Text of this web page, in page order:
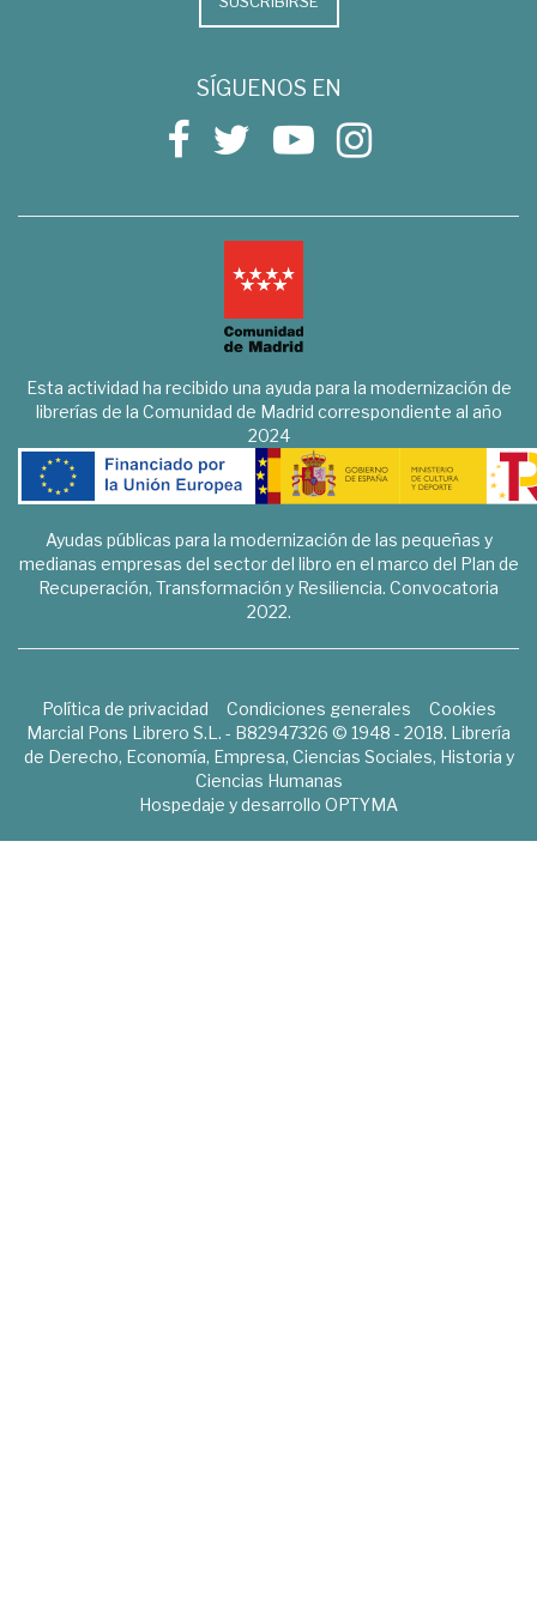
SÍGUENOS EN
Esta actividad ha recibido una ayuda para la modernización de
librerías de la Comunidad de Madrid correspondiente al año
2024
Ayudas públicas para la modernización de las pequeñas y
medianas empresas del sector del libro en el marco del Plan de
Recuperación, Transformación y Resiliencia. Convocatoria
2022.
Política de privacidad Condiciones generales
Cookies
Marcial Pons Librero S.L. - B82947326 © 1948 - 2018. Librería
de Derecho, Economía, Empresa, Ciencias Sociales, Historia y
Ciencias Humanas
Hospedaje y desarrollo OPTYMA